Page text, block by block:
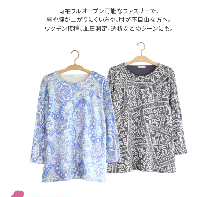
両袖フルオープン可能なファスナーで、
肩や腕が上がりにくい方や、肘が不自由な方へ。
ワクチン接種、血圧測定、透析などのシーンにも。